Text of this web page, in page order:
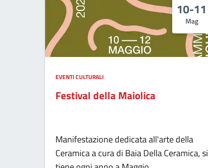
10-11
Mag
EVENTI CULTURALI
Festival della Maiolica
Manifestazione dedicata all'arte della
Ceramica a cura di Baia Della Ceramica, si